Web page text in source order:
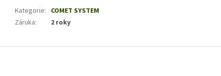
Kategorie: COMET SYSTEM
Záruka: 2 roky
Z